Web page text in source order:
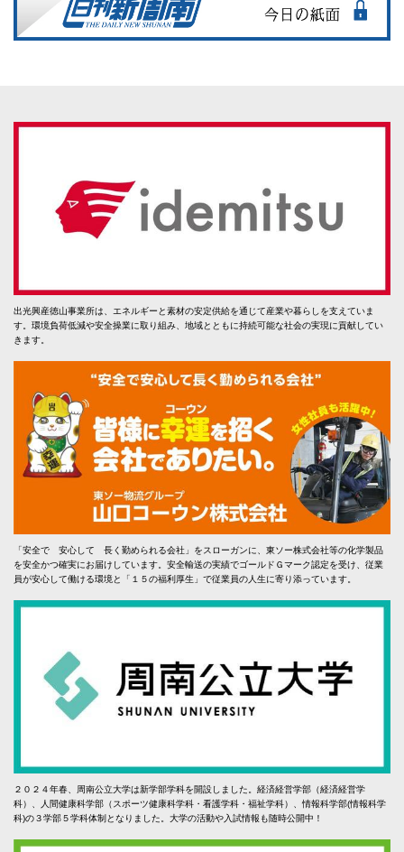
出光興産徳山事業所は、エネルギーと素材の安定供給を通じて産業や暮らしを支えていま
す。環境負荷低減や安全操業に取り組み、地域とともに持続可能な社会の実現に貢献してい
きます。
「安全で 安心して 長く勤められる会社」をスローガンに、東ソー株式会社等の化学製品
を安全かつ確実にお届けしています。安全輸送の実績でゴールドＧマーク認定を受け、従業
員が安心して働ける環境と「１５の福利厚生」で従業員の人生に寄り添っています。
２０２４年春、周南公立大学は新学部学科を開設しました。経済経営学部（経済経営学
科）、人間健康科学部（スポーツ健康科学科・看護学科・福祉学科）、情報科学部(情報科学
科)の３学部５学科体制となりました。大学の活動や入試情報も随時公開中！